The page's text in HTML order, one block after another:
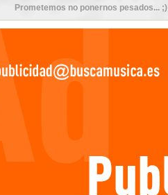
Prometemos no ponernos pesados... ;)